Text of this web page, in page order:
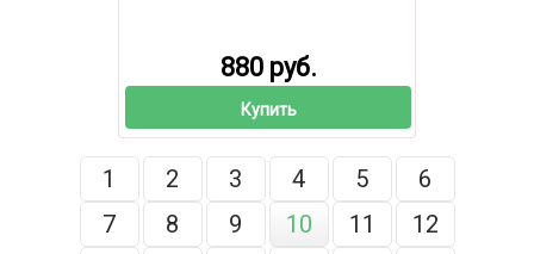
880 руб.
Купить
1 2 3 4 5
6
7
8 9 10 11
12